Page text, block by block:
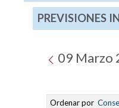
PREVISIONES
09 Marzo
Ordenar por